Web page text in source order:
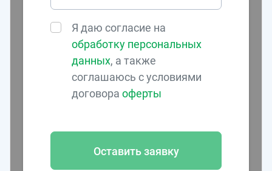
Я даю согласие на
обработку персональных
данных, а также
соглашаюсь с условиями
договораоферты
Оставить заявку